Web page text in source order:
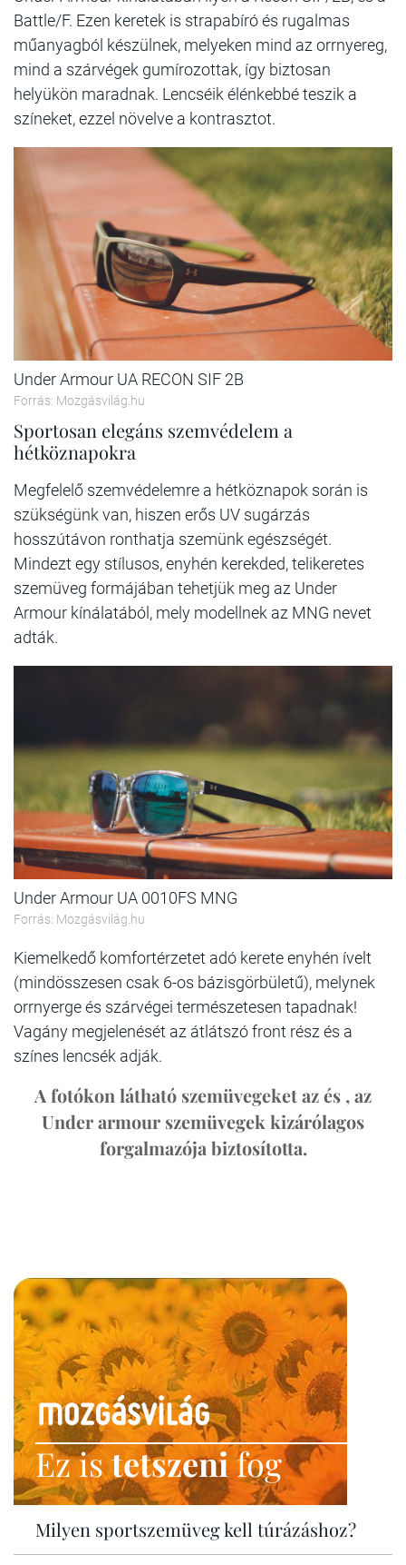
Battle/F. Ezen keretek is strapabíró és rugalmas
műanyagból készülnek, melyeken mind az orrnyereg,
mind a szárvégek gumírozottak, így biztosan
helyükön maradnak. Lencséik élénkebbé teszik a
színeket, ezzel növelve a kontrasztot.
Under Armour UA RECON SIF 2B
Forrás: Mozgásvilág.hu
Sportosan elegáns szemvédelem a
hétköznapokra
Megfelelő szemvédelemre a hétköznapok során is
szükségünk van, hiszen erős UV sugárzás
hosszútávon ronthatja szemünk egészségét.
Mindezt egy stílusos, enyhén kerekded, telikeretes
szemüveg formájában tehetjük meg az Under
Armour kínálatából, mely modellnek az MNG nevet
adták.
Under Armour UA 0010FS MNG
Forrás: Mozgásvilág.hu
Kiemelkedő komfortérzetet adó kerete enyhén ívelt
(mindösszesen csak 6-os bázisgörbületű), melynek
orrnyerge és szárvégei természetesen tapadnak!
Vagány megjelenését az átlátszó front rész és a
színes lencsék adják.
A fotókon látható szemüvegeket azés , az
Under armour szemüvegek kizárólagos
forgalmazója biztosította.
Ez istetszenifog
Milyen sportszemüveg kell túrázáshoz?